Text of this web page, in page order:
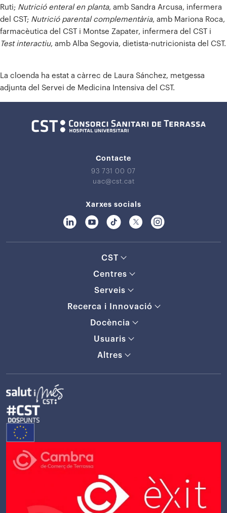
Ruti; Nutrició enteral en planta, amb Sandra Arcusa, infermera
del CST; Nutrició parental complementària, amb Mariona Roca,
farmacèutica del CST i Montse Zapater, infermera del CST i
Test interactiu, amb Alba Segovia, dietista-nutricionista del CST.
La cloenda ha estat a càrrec de Laura Sánchez, metgessa
adjunta del Servei de Medicina Intensiva del CST.
Contacte
93 731 00 07
uac@cst.cat
Xarxes socials
CST
Centres
Serveis
Recerca i Innovació
Docència
Usuaris
Altres